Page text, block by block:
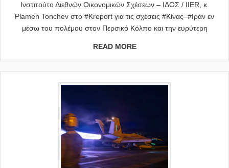
Ινστιτούτο Διεθνών Οικονομικών Σχέσεων – ΙΔΟΣ / IIER, κ.
Plamen Tonchev στο #Kreport για τις σχέσεις #Κίνας–#Ιράν εν
μέσω του πολέμου στον Περσικό Κόλπο και την ευρύτερη
READ MORE